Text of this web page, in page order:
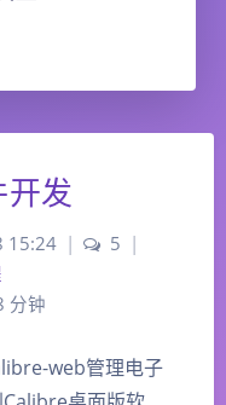
发
15:24 | 5 |
分钟
web管理电子